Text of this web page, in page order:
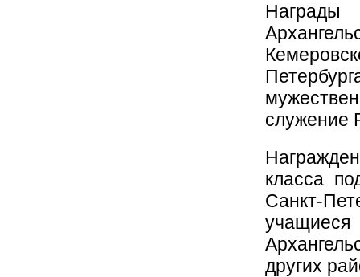
Награды
служение
класса
Санкт-
других